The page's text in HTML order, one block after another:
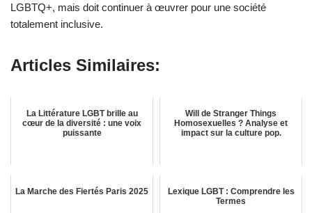
LGBTQ+, mais doit continuer à œuvrer pour une société
totalement inclusive.
Articles Similaires:
La Littérature LGBT brille au
cœur de la diversité : une voix
puissante
Will de Stranger Things
Homosexuelles ? Analyse et
impact sur la culture pop.
La Marche des Fiertés Paris 2025
Lexique LGBT : Comprendre les
Termes